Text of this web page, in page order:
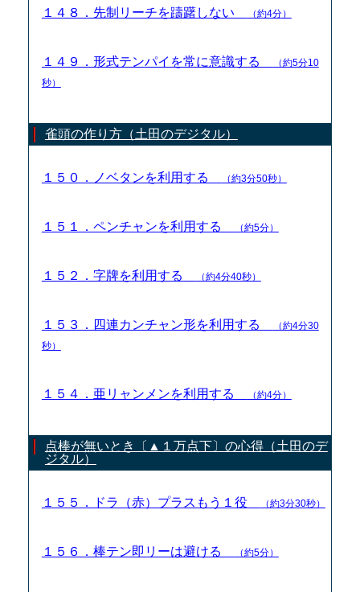
１４８．先制リーチを躊躇しない （約4分）
１４９．形式テンパイを常に意識する
（約5分10
秒）
雀頭の作り方（土田のデジタル）
１５０．ノベタンを利用する （約3分50秒）
１５１．ペンチャンを利用する （約5分）
１５２．字牌を利用する （約4分40秒）
１５３．四連カンチャン形を利用する
（約4分30
秒）
１５４．亜リャンメンを利用する （約4分）
点棒が無いとき〔▲１万点下〕の心得（土田のデ
ジタル）
１５５．ドラ（赤）プラスもう１役 （約3分30秒）
１５６．棒テン即リーは避ける （約5分）